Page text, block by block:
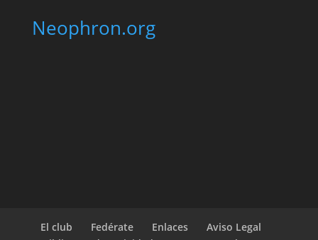
Neophron.org
El club Fedérate Enlaces
Aviso Legal